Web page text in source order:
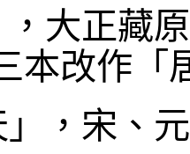
，大正藏
本改作「
」，宋、